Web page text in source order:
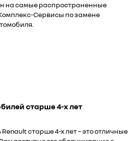
на самые распространенные
Сервисы по замене
старше 4-х лет
старше 4-х лет – это отличные